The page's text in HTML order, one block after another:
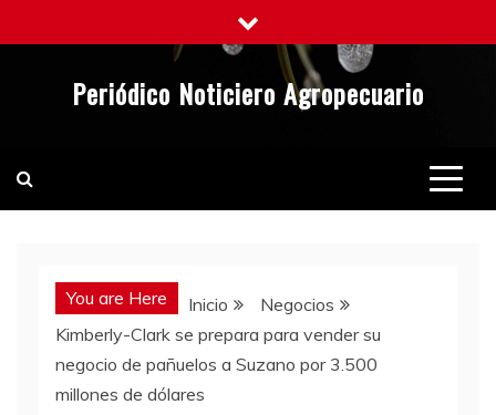
al
Periódico Noticiero Agropecuario
You are Here Inicio
Negocios
Kimberly-Clark se prepara para vender su
negocio de pañuelos a Suzano por 3.500
millones de dólares